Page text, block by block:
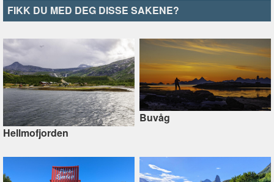
FIKK DU MED DEG DISSE SAKENE?
Hellmofjorden
Buvåg